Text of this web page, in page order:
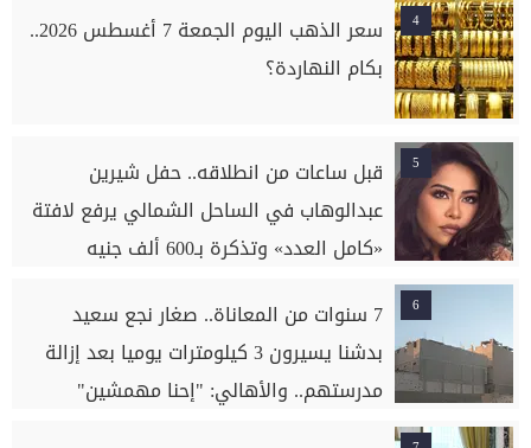
4
سعر الذهب اليوم الجمعة 7 أغسطس 2026..
بكام النهاردة؟
5
قبل ساعات من انطلاقه.. حفل شيرين
عبدالوهاب في الساحل الشمالي يرفع لافتة
«كامل العدد» وتذكرة بـ600 ألف جنيه
6
7 سنوات من المعاناة.. صغار نجع سعيد
بدشنا يسيرون 3 كيلومترات يوميا بعد إزالة
مدرستهم.. والأهالي: "إحنا مهمشين"